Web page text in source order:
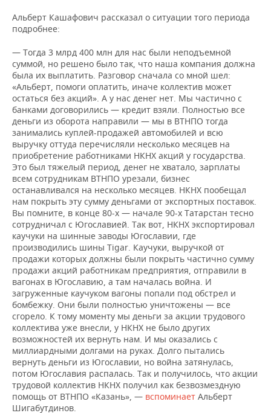
Альберт Кашафович рассказал о ситуации того периода
подробнее:
— Тогда 3 млрд 400 млн для нас были неподъемной
суммой, но решено было так, что наша компания должна
была их выплатить. Разговор сначала со мной шел:
«Альберт, помоги оплатить, иначе коллектив может
остаться без акций». А у нас денег нет. Мы частично с
банками договорились — кредит взяли. Полностью все
деньги из оборота направили — мы в ВТНПО тогда
занимались куплей-продажей автомобилей и всю
выручку оттуда перечисляли несколько месяцев на
приобретение работниками НКНХ акций у государства.
Это был тяжелый период, денег не хватало, зарплаты
всем сотрудникам ВТНПО урезали, бизнес
останавливался на несколько месяцев. НКНХ пообещал
нам покрыть эту сумму деньгами от экспортных поставок.
Вы помните, в конце 80-х — начале 90-х Татарстан тесно
сотрудничал с Югославией. Так вот, НКНХ экспортировал
каучуки на шинные заводы Югославии, где
производились шины Tigar. Каучуки, выручкой от
продажи которых должны были покрыть частично сумму
продажи акций работникам предприятия, отправили в
вагонах в Югославию, а там началась война. И
загруженные каучуком вагоны попали под обстрел и
бомбежку. Они были полностью уничтожены — все
сгорело. К тому моменту мы деньги за акции трудового
коллектива уже внесли, у НКНХ не было других
возможностей их вернуть нам. И мы оказались с
миллиардными долгами на руках. Долго пытались
вернуть деньги из Югославии, но война затянулась,
потом Югославия распалась. Так и получилось, что акции
трудовой коллектив НКНХ получил как безвозмездную
помощь от ВТНПО «Казань», — вспоминает Альберт
Шигабутдинов.